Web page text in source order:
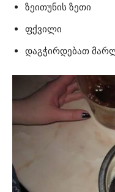
ზეითუნის ზეთი
ფქვილი
დაგჭირდებათ